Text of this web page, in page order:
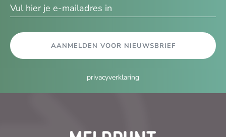
AANMELDEN VOOR NIEUWSBRIEF
privacyverklaring